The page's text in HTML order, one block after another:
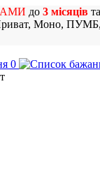
до 3 місяців та
Моно, ПУМБ,
0